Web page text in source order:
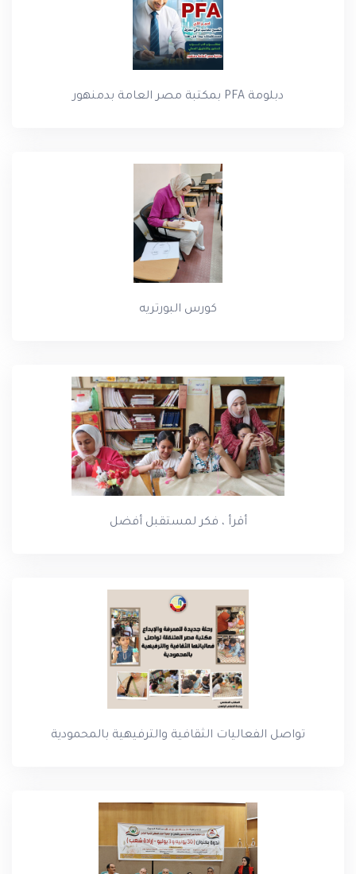
دبلومة PFA بمكتبة مصر العامة بدمنهور
كورس البورتريه
أقرأ ، فكر لمستقبل أفضل
تواصل الفعاليات الثقافية والترفيهية بالمحمودية